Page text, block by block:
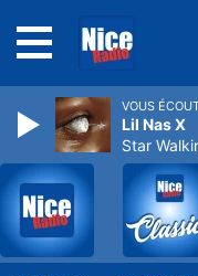
VOUS
Lil Nas X
Star